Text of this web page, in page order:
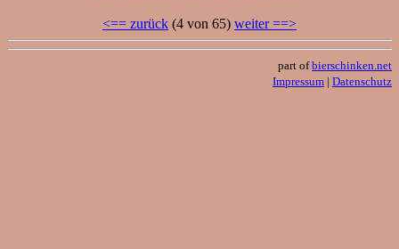
<== zurück (4 von 65) weiter ==>
part ofbierschinken.net
Impressum | Datenschutz